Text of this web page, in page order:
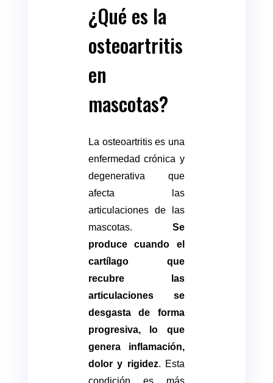
¿Qué es la
osteoartritis
en
mascotas?
La osteoartritis es una
enfermedad crónica y
degenerativa que
afecta las
articulaciones de las
mascotas.Se
produce cuando el
cartílago que
recubre las
articulaciones se
desgasta de forma
progresiva, lo que
genera inflamación,
dolor y rigidez. Esta
condición es más